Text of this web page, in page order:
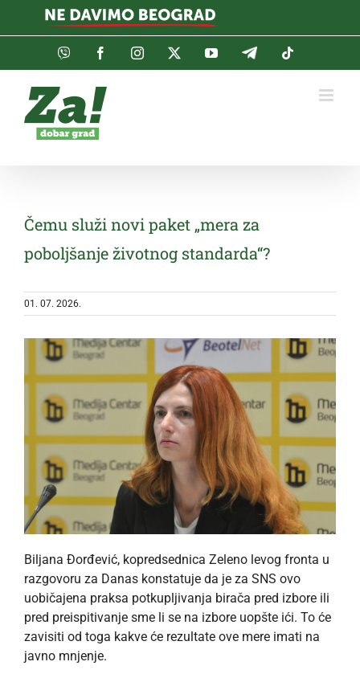
Viber FacebookInstagramTwitterYouTubeTelegram
Čemu služi novi paket „mera za
poboljšanje životnog standarda“?
01. 07. 2026.
Biljana Đorđević, kopredsednica Zeleno levog fronta u
razgovoru za Danas konstatuje da je za SNS ovo
uobičajena praksa potkupljivanja birača pred izbore ili
pred preispitivanje sme li se na izbore uopšte ići. To će
zavisiti od toga kakve će rezultate ove mere imati na
javno mnjenje.